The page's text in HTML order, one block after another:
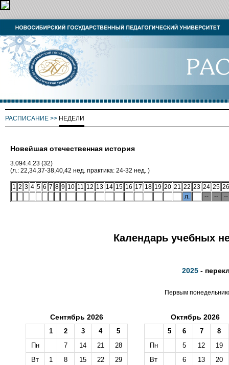
РАСПИСАНИЕ >> НЕДЕЛИ
Новейшая отечественная история
3.094.4.23 (32)
(л.: 22,34,37-38,40,42 нед. практика: 24-32 нед. )
1 2 3 4 5 6 7 8 9 10 11 12 13 14 15 16 17 18 19 20 21 22 23 24 25 26
л.
-- -- --
Календарь учебных
2025 -
Первым
Сентябрь 2026
1 2 3 4
5
Пн
7 14 21
28
Вт
1 8 15 22
29
Октябрь 2026
5 6 7
8
Пн
5 12
19
Вт
6 13
20